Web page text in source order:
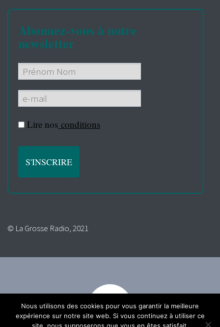
Abonnez-vous à notre
newsletter
Lire nos conditions
© La Grosse Radio, 2021
Nous utilisons des cookies pour vous garantir la meilleure
expérience sur notre site web. Si vous continuez à utiliser ce